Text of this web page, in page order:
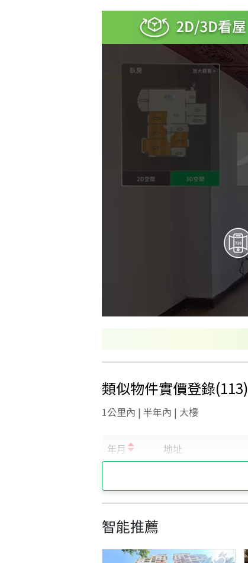
類似物件實價登錄(113)
1公里內 | 半年內 | 大樓
智能推薦